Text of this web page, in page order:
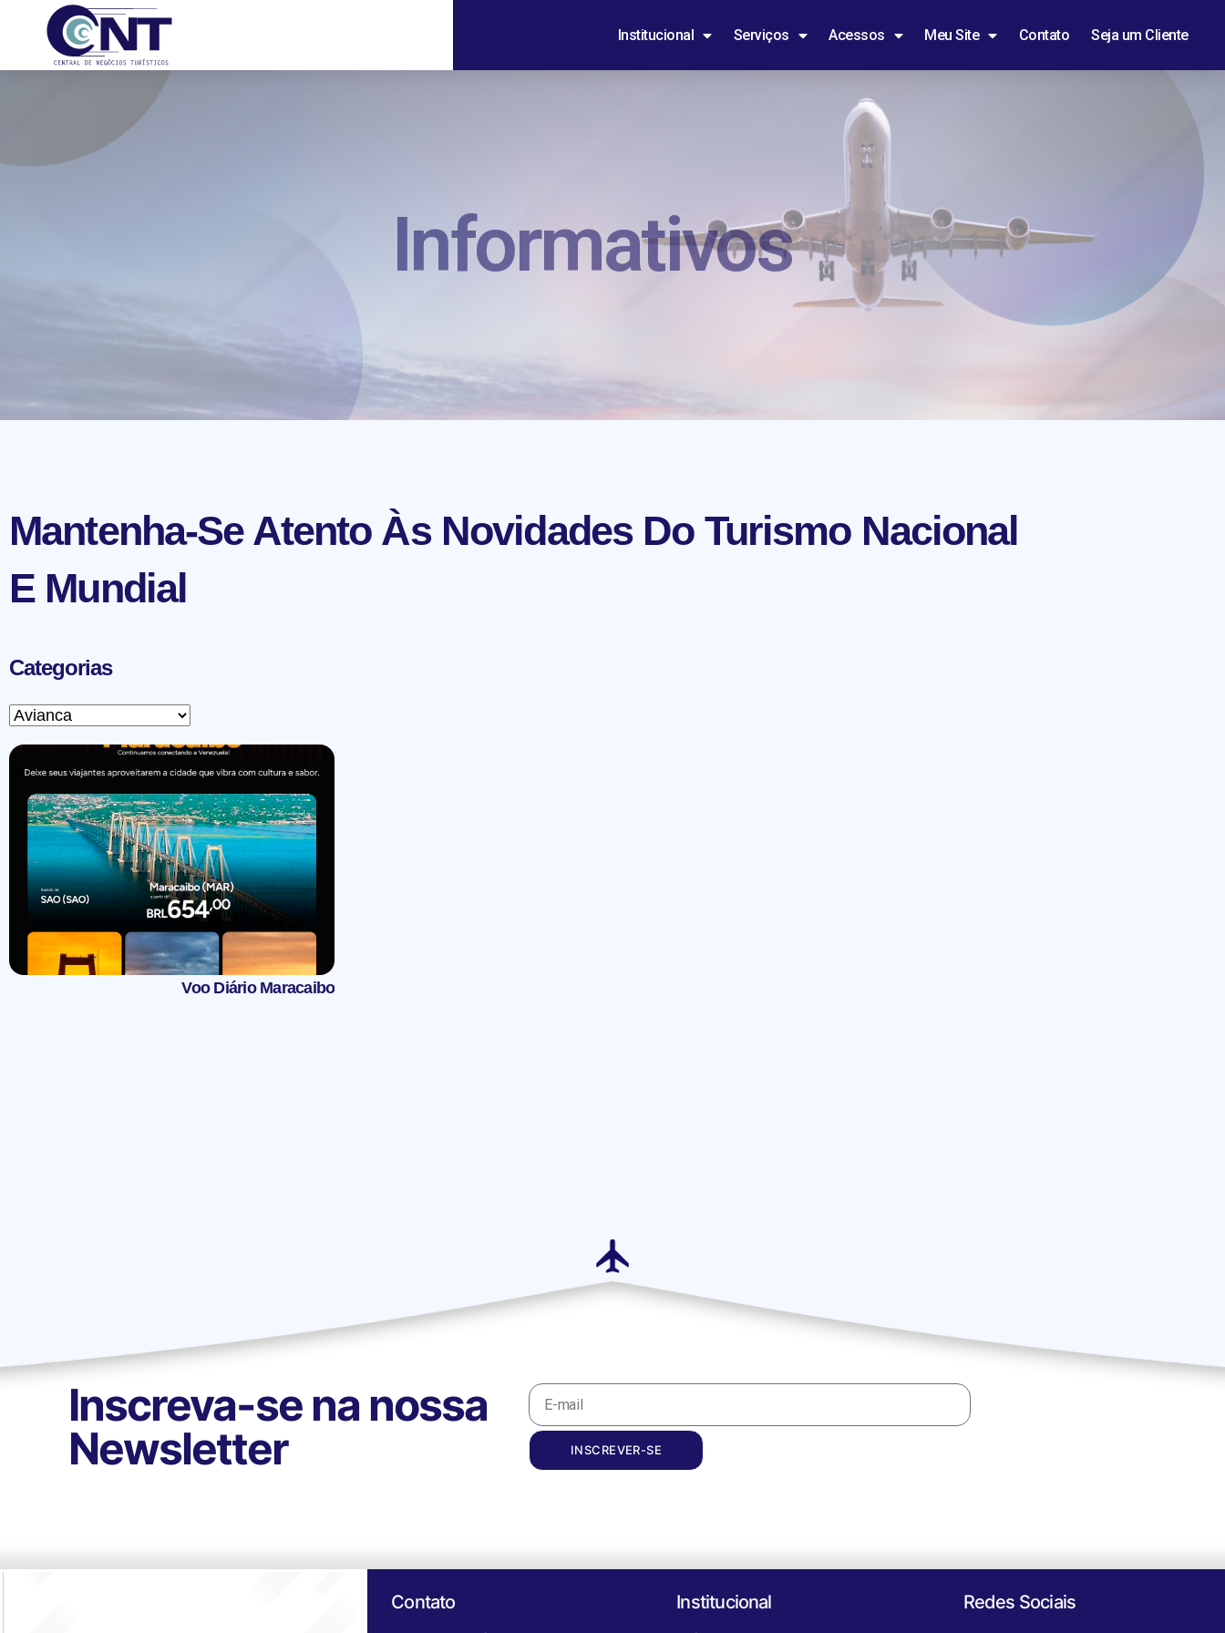
Institucional Serviços Acessos Meu Site Contato Seja um Cliente
Informativos
Mantenha-Se Atento Às Novidades Do Turismo Nacional
E Mundial
Categorias
Voo Diário Maracaibo
Inscreva-se na nossa
Newsletter
INSCREVER-SE
Contato Institucional Redes Sociais